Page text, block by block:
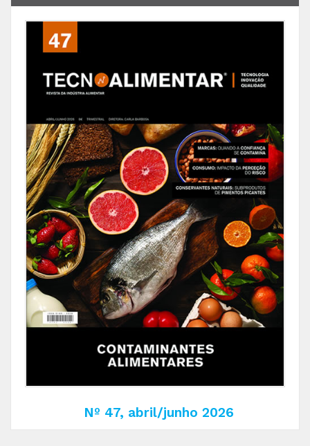
Nº 47, abril/junho 2026